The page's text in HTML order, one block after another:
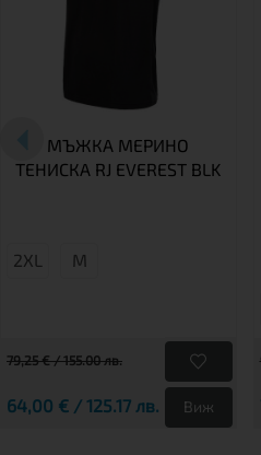
МЪЖКА МЕРИНО
ТЕНИСКА RJ EVEREST BLK
2XL М
79,25 € / 155.00 лв.
64,00 € / 125.17 лв. Виж